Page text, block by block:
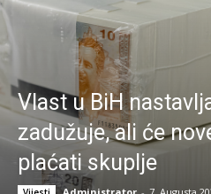
Vlast u BiH
zadužuje, ali će
plaćati skuplje